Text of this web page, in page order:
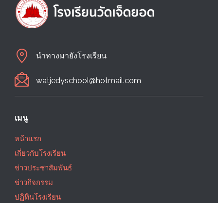
นำทางมายังโรงเรียน
watjedyschool@hotmail.com
เมนู
หน้าแรก
เกี่ยวกับโรงเรียน
ข่าวประชาสัมพันธ์
ข่าวกิจกรรม
ปฏิทินโรงเรียน